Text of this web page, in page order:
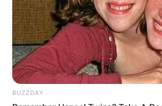
Rating
Cerita
BUZZDAY